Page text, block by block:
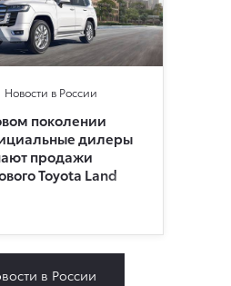
Новости в России
поколении
дилеры
продажи
Toyota Land
в России